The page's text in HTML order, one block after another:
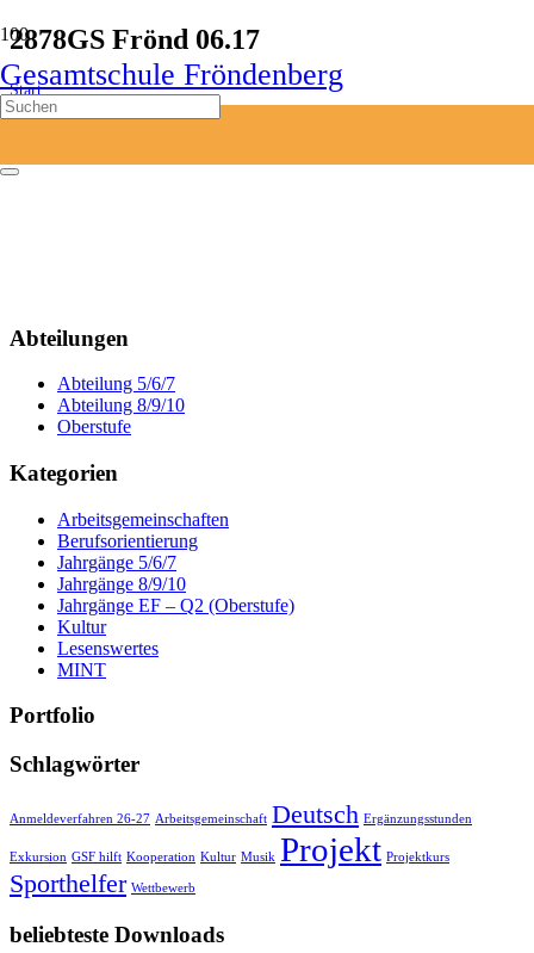
Gesamtschule Fröndenberg
2878GS Frönd 06.17
Start
2878GS Frönd 06.17
Abteilungen
Abteilung 5/6/7
Abteilung 8/9/10
Oberstufe
Kategorien
Arbeitsgemeinschaften
Berufsorientierung
Jahrgänge 5/6/7
Jahrgänge 8/9/10
Jahrgänge EF – Q2 (Oberstufe)
Kultur
Lesenswertes
MINT
Portfolio
Schlagwörter
Anmeldeverfahren 26-27 Arbeitsgemeinschaft Deutsch Ergänzungsstunden
Exkursion GSF hilft Kooperation Kultur Musik Projekt Projektkurs
Sporthelfer Wettbewerb
beliebteste Downloads